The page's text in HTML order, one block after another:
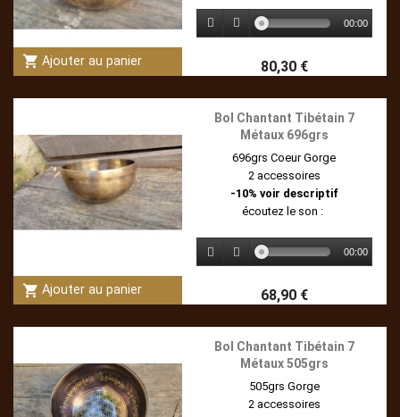
shopping_cart Ajouter au panier
00:00
80,30 €
shopping_cart Ajouter au panier
Bol Chantant Tibétain 7
Métaux 696grs
696grs Coeur Gorge
2 accessoires
-10% voir descriptif
écoutez le son :
00:00
68,90 €
Bol Chantant Tibétain 7
Métaux 505grs
505grs Gorge
2 accessoires